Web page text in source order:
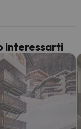
interessarti